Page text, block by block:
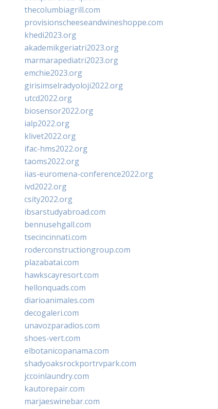
thecolumbiagrill.com
provisionscheeseandwineshoppe.com
khedi2023.org
akademikgeriatri2023.org
marmarapediatri2023.org
emchie2023.org
girisimselradyoloji2022.org
utcd2022.org
biosensor2022.org
ialp2022.org
klivet2022.org
ifac-hms2022.org
taoms2022.org
iias-euromena-conference2022.org
ivd2022.org
csity2022.org
ibsarstudyabroad.com
bennusehgall.com
tsecincinnati.com
roderconstructiongroup.com
plazabatai.com
hawkscayresort.com
hellonquads.com
diarioanimales.com
decogaleri.com
unavozparadios.com
shoes-vert.com
elbotanicopanama.com
shadyoaksrockportrvpark.com
jccoinlaundry.com
kautorepair.com
marjaeswinebar.com